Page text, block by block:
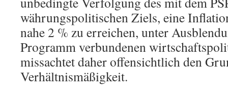
währungspolitischen Ziels, eine
nahe 2 % zu erreichen, unter
Programm verbundenen
missachtet daher offensichtlich den
Verhältnismäßigkeit.